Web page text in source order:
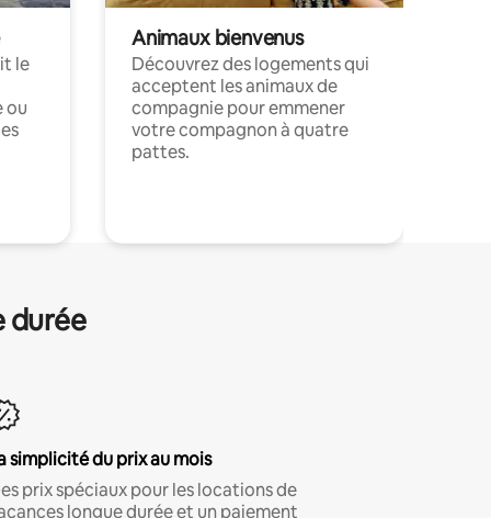
le
ou
Animaux bienvenus
Découvrez des logements qui
acceptent les animaux de
compagnie pour emmener
votre compagnon à quatre
pattes.
durée
simplicité du prix au mois
prix spéciaux pour les locations de
longue durée et un paiement